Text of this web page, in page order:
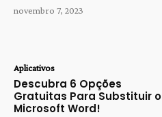
novembro 7, 2023
Aplicativos
Descubra 6 Opções
Gratuitas Para Substituir o
Microsoft Word!